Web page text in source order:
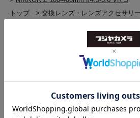
トップ
>交換レンズ・レンズアクセサリー
Nikon 交換レンズ・レンズアクセサリー(
NIKKOR Z 100-400mm f/4.5-5.6 VR S
交換レンズ・レンズアクセサリー
NIKKOR Z 100-400mm f/4.5-5.6 VR S
トップ
>
交換レンズ・レンズアクセサリー